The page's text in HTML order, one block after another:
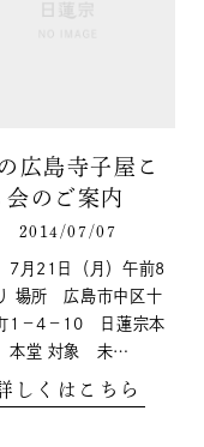
広島寺子屋こ
会のご案内
2014/07/07
7月21日（月）午前8
場所 広島市中区十
1－4－10 日蓮宗本
本堂 対象 未…
しくはこちら